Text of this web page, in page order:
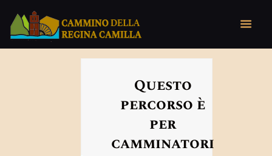
CHI SIAMO
Questo
percorso è
per
camminatori